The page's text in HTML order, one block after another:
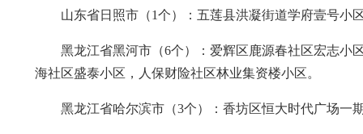
山东省日照市（1个）：五莲县洪凝街道学府壹号小
黑龙江省黑河市（6个）：爱辉区鹿源春社区宏志小
海社区盛泰小区，人保财险社区林业集资楼小区。
黑龙江省哈尔滨市（3个）：香坊区恒大时代广场一